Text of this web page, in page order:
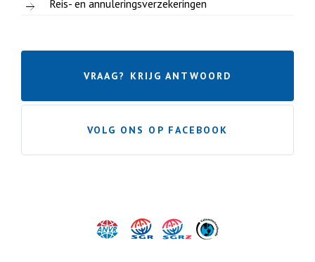
Reis- en annuleringsverzekeringen
VRAAG? KRIJG ANTWOORD
VOLG ONS OP FACEBOOK